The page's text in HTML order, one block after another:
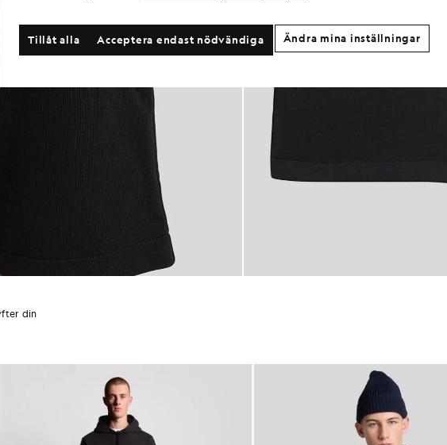
din
Acceptera endast nödvändiga
Tillåt alla Ändra mina inställningar